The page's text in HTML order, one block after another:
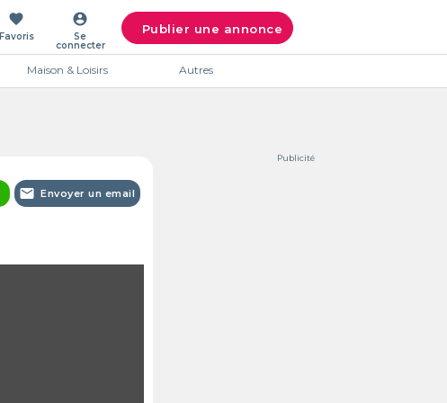
favorite
Favoris
account_circle
Se
connecter
Publier une annonce
Maison & Loisirs Autres
email Envoyer un email
Publicité